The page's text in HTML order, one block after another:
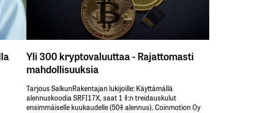
Yli 300 kryptovaluuttaa - Rajattomasti
mahdollisuuksia
Tarjous SalkunRakentajan lukijoille: Käyttämällä​ ​
alennuskoodia​ ​SRFI17X,​ ​saat​ ​1 %:n treidauskulut​ ​
ensimmäiselle​ ​kuukaudelle​ ​(50%​ ​alennus). Coinmotion Oy